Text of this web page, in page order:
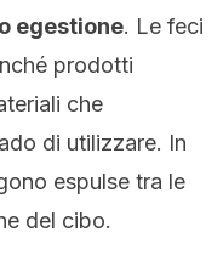
egestione. Le feci
prodotti
che
di utilizzare. In
espulse tra le
del cibo.